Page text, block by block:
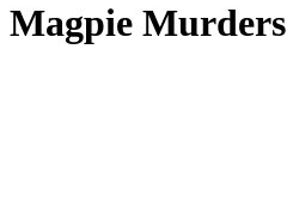
Magpie Murders